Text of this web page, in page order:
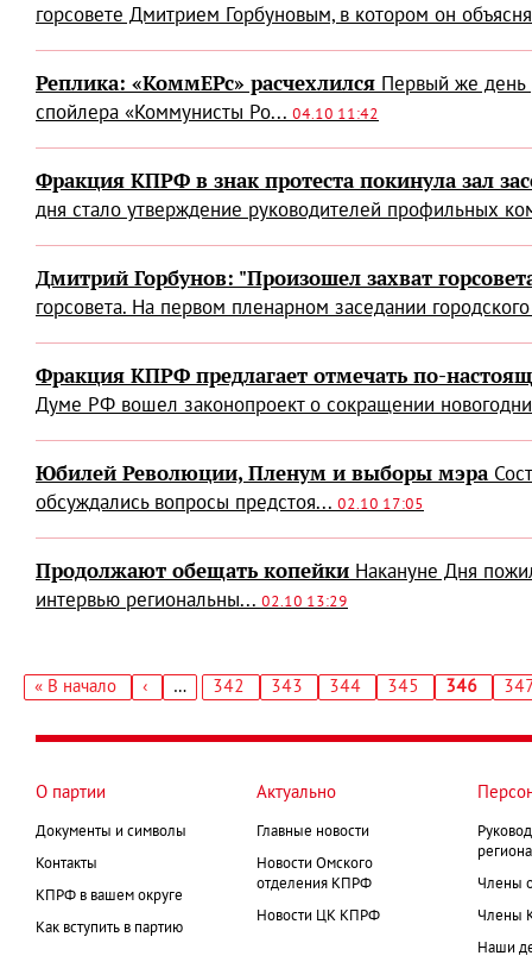
горсовете Дмитрием Горбуновым, в котором он
Реплика: «КоммЕРс» расчехлился
Первый же день
спойлера «Коммунисты Ро... 04.10 11:42
Фракция КПРФ в знак протеста покинула зал
дня стало утверждение руководителей профильных
Дмитрий Горбунов: "Произошел захват
горсовета. На первом пленарном заседании
Фракция КПРФ предлагает отмечать по-
Думе РФ вошел законопроект о сокращении
Юбилей Революции, Пленум и выборы мэра
обсуждались вопросы предстоя... 02.10 17:05
Продолжают обещать копейки Накануне Дня
интервью региональны... 02.10 13:29
страниц
Первая
« В начало ←
‹ … Страница
342 Страница
343 Страница
344 Страница
345
Текущая
346
О партии
Документы и символы
Контакты
КПРФ в вашем округе
Как вступить в партию
Актуально
Главные новости
Новости Омского
отделения КПРФ
Новости ЦК КПРФ
Члены
Члены
Наши